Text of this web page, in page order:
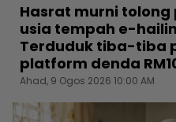
Hasrat murni
usia tempah e-
Terduduk tiba-tiba
platform denda
Ahad, 9 Ogos 2026 10:00 AM